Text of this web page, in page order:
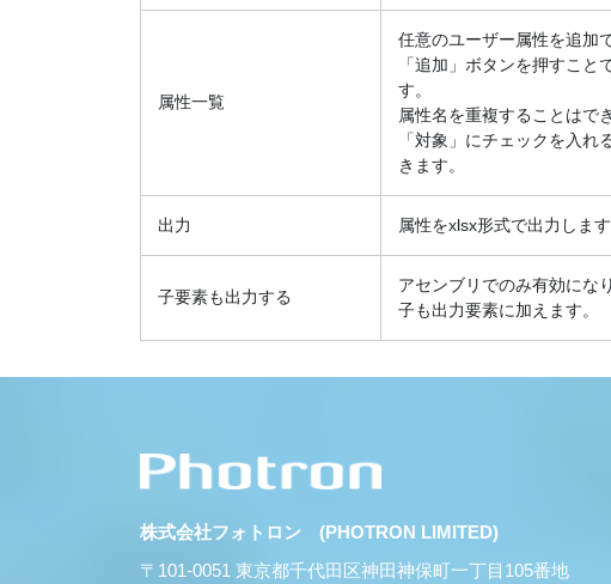
属性一覧
任意のユーザー属性を追加
「追加」ボタンを押すこ
す。
属性名を重複することはで
「対象」にチェックを入
きます。
出力 属性をxlsx形式で出力します
子要素も出力する
アセンブリでのみ有効にな
子も出力要素に加えます。
株式会社フォトロン (PHOTRON LIMITED)
〒101-0051 東京都千代田区神田神保町一丁目105番地